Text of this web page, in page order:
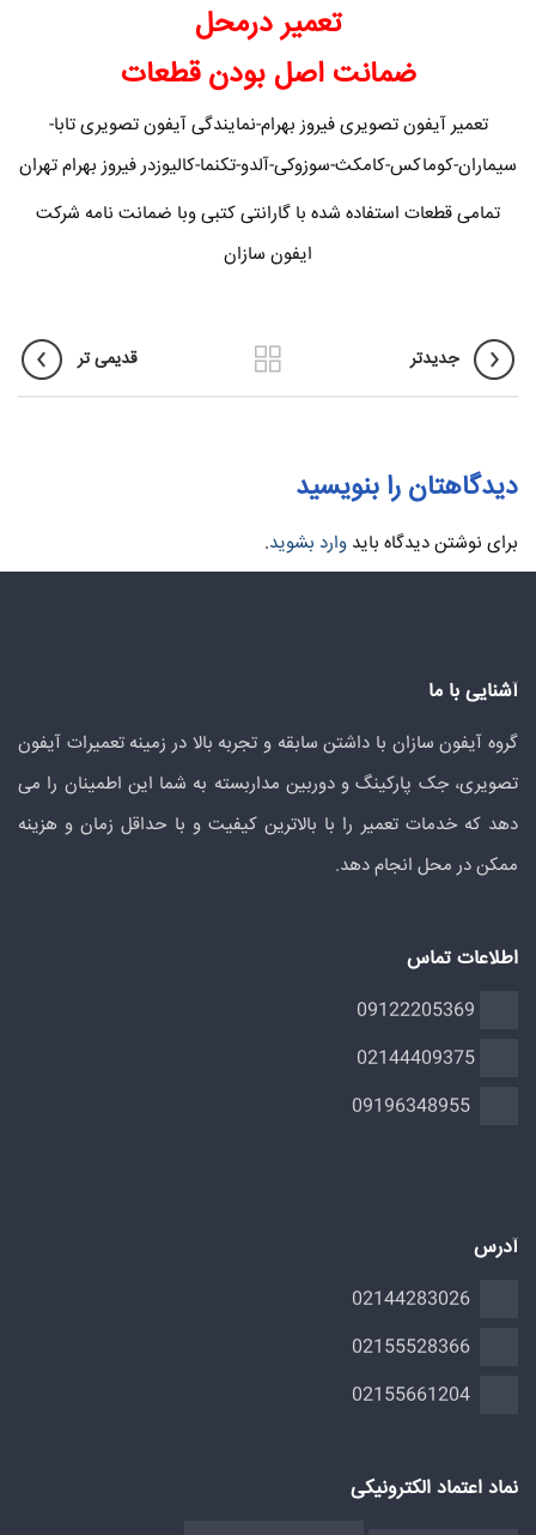
تعمیر درمحل
ضمانت اصل بودن قطعات
تعمیر آیفون تصویری فیروز بهرام-نمایندگی آیفون تصویری تابا-
سیماران-کوماکس-کامکث-سوزوکی-آلدو-تکنما-کالیوزدر فیروز بهرام تهران
تمامی قطعات استفاده شده با گارانتی کتبی وبا ضمانت نامه شرکت
ایفون سازان
جدیدتر قدیمی تر
دیدگاهتان را بنویسید
برای نوشتن دیدگاه باید وارد بشوید.
آشنایی با ما
گروه آیفون سازان با داشتن سابقه و تجربه بالا در زمینه تعمیرات آیفون
تصویری، جک پارکینگ و دوربین مداربسته به شما این اطمینان را می
دهد که خدمات تعمیر را با بالاترین کیفیت و با حداقل زمان و هزینه
ممکن در محل انجام دهد.
اطلاعات تماس
آدرس
نماد اعتماد الکترونیکی